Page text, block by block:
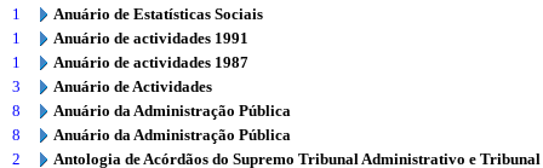
1
Anuário de Estatísticas Sociais
1
Anuário de actividades 1991
1
Anuário de actividades 1987
3
Anuário de Actividades
8
Anuário da Administração Pública
8
Anuário da Administração Pública
2
Antologia de Acórdãos do Supremo Tribunal Administrativo e